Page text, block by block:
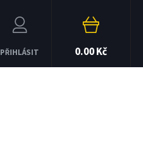
PŘIHLÁSIT 0.00 Kč